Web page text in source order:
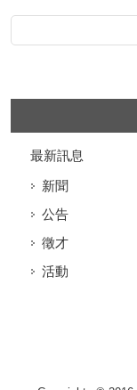
最新訊息
新聞
公告
徵才
活動